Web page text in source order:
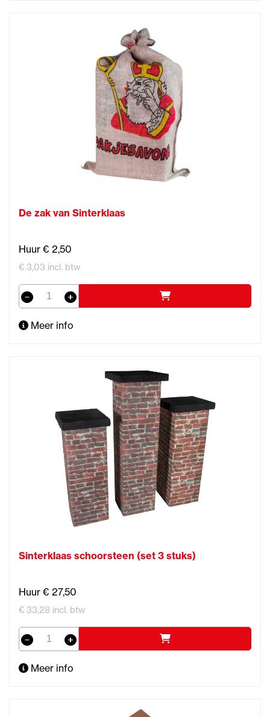
De zak van Sinterklaas
Huur € 2,50
€ 3,03 incl. btw
Meer info
Sinterklaas schoorsteen (set 3 stuks)
Huur € 27,50
€ 33,28 incl. btw
Meer info